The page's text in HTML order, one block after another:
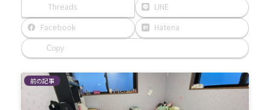
Facebook
Threads
Hatena
LINE
Copy
前の記事